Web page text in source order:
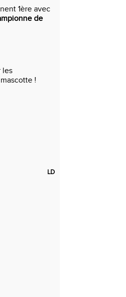
1ère avec
de
les
!
LD